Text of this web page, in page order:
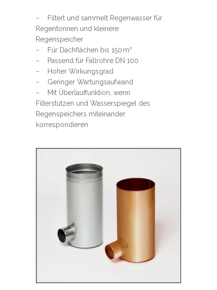
− Filtert und sammelt Regenwasser für
Regentonnen und kleinere
Regenspeicher
− Für Dachflächen bis 150 m²
− Passend für Fallrohre DN 100
− Hoher Wirkungsgrad
− Geringer Wartungsaufwand
− Mit Überlauffunktion, wenn
Filterstutzen und Wasserspiegel des
Regenspeichers miteinander
korrespondieren